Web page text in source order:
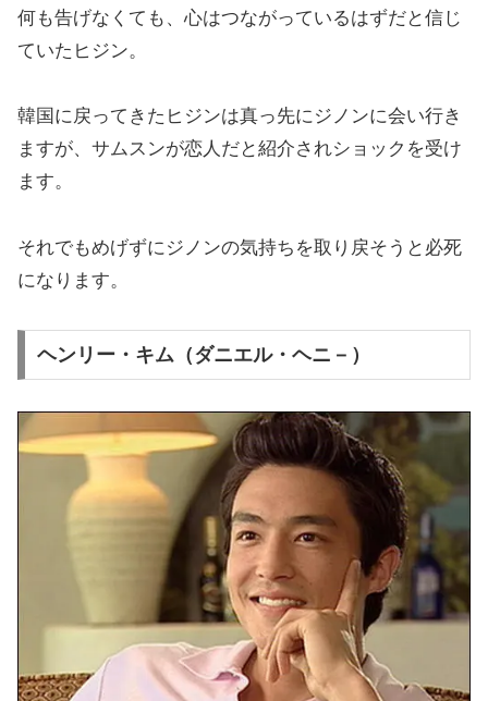
何も告げなくても、心はつながっているはずだと信じ
ていたヒジン。
韓国に戻ってきたヒジンは真っ先にジノンに会い行き
ますが、サムスンが恋人だと紹介されショックを受け
ます。
それでもめげずにジノンの気持ちを取り戻そうと必死
になります。
ヘンリー・キム（ダニエル・ヘニ－）